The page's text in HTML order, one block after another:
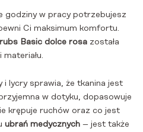
godziny w pracy potrzebujesz
Ci maksimum komfortu.
Basic dolce rosa została
i lycry sprawia, że tkanina jest
w dotyku, dopasowuje
krępuje ruchów oraz co jest
ubrań medycznych – jest także